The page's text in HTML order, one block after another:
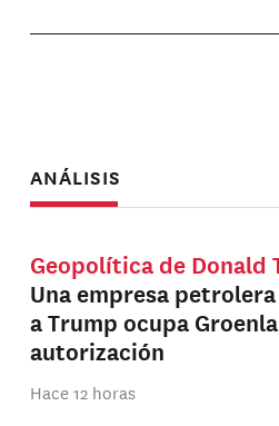
ANÁLISIS
Geopolítica de Donald
Una empresa
a Trump ocupa
autorización
Hace 12 horas